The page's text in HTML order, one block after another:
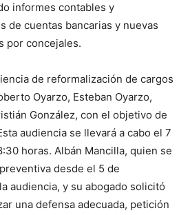
informes contables y
de cuentas bancarias y nuevas
por concejales.
de reformalización de cargos
Oyarzo, Esteban Oyarzo,
González, con el objetivo de
audiencia se llevará a cabo el 7
horas. Albán Mancilla, quien se
desde el 5 de
audiencia, y su abogado solicitó
una defensa adecuada, petición